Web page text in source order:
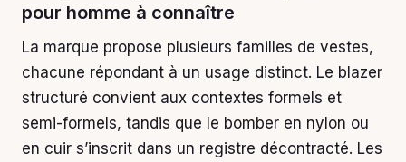
pour homme à connaître
La marque propose plusieurs familles de vestes,
chacune répondant à un usage distinct. Le blazer
structuré convient aux contextes formels et
semi-formels, tandis que le bomber en nylon ou
en cuir s’inscrit dans un registre décontracté. Les